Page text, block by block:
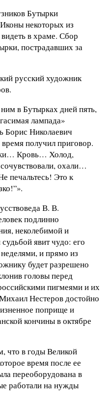
Бутырки
некоторых из
в храме. Сбор
пострадавших за
русский художник
в Бутырках дней пять,
лампада»
Борис Николаевич
получил приговор.
Кровь… Холод,
охали…
печальтесь! Это к
В. В.
подлинно
неколебимой и
явит чудо: его
и прямо из
будет разрешено
головы перед
пигмеями и их
Нестеров достойно
поприще и
кончины в октябре
что в годы Великой
время после ее
переоборудована в
работали на нужды